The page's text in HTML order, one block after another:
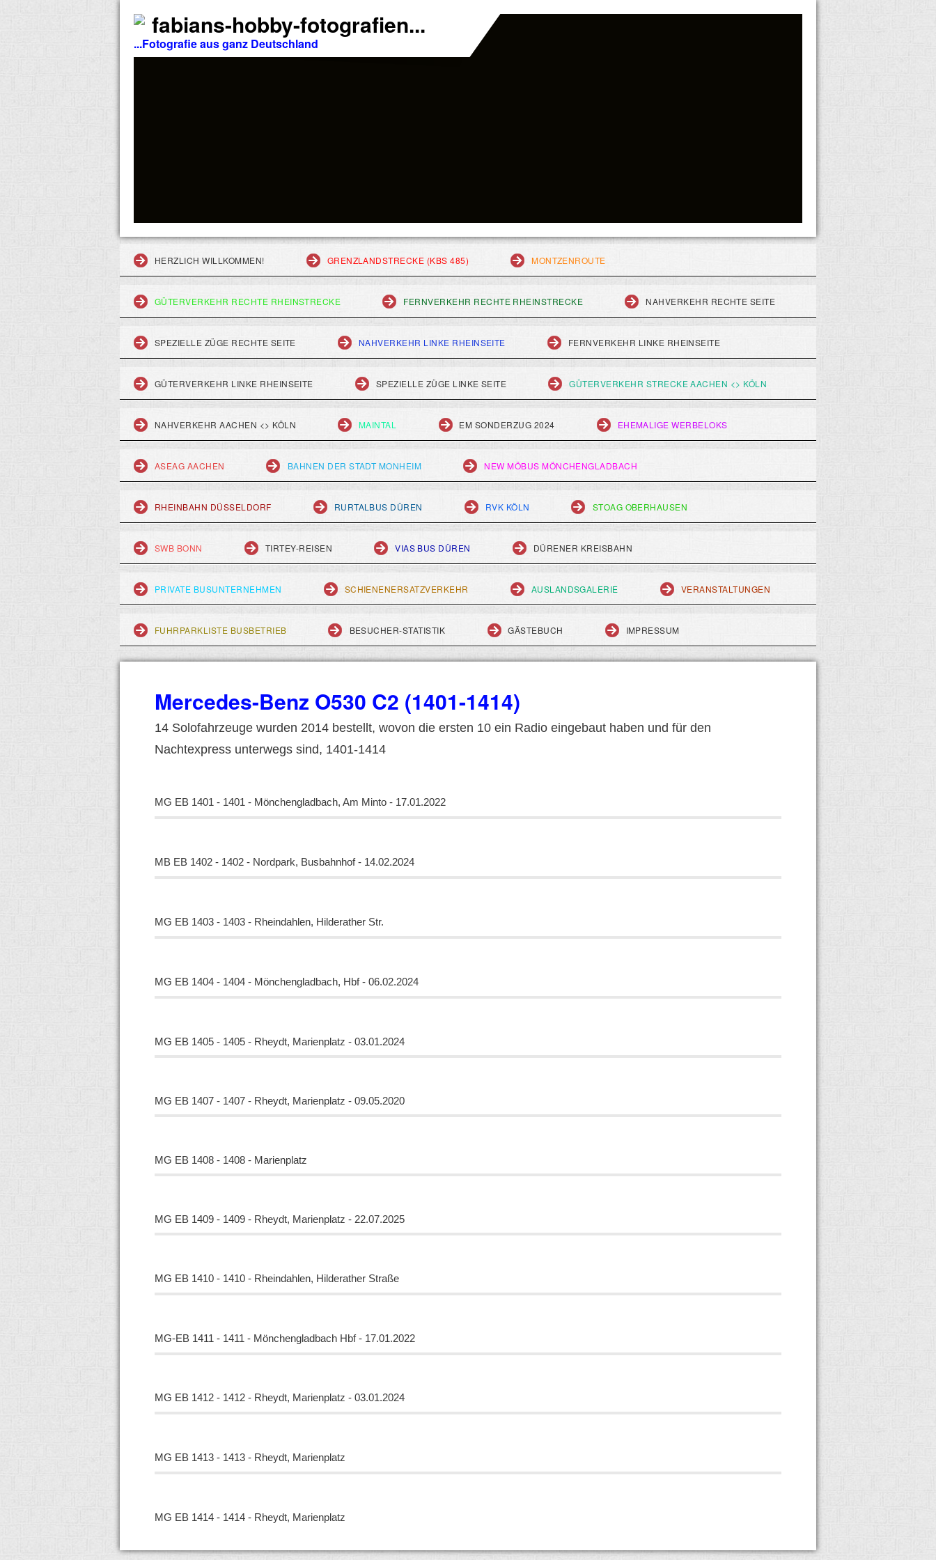
fabians-hobby-fotografien...
...Fotografie aus ganz Deutschland
HERZLICH WILLKOMMEN! GRENZLANDSTRECKE (KBS 485) MONTZENROUTE
GÜTERVERKEHR RECHTE RHEINSTRECKE FERNVERKEHR RECHTE RHEINSTRECKE NAHVERKEHR RECHTE SEITE
SPEZIELLE ZÜGE RECHTE SEITE NAHVERKEHR LINKE RHEINSEITE FERNVERKEHR LINKE RHEINSEITE
GÜTERVERKEHR LINKE RHEINSEITE SPEZIELLE ZÜGE LINKE SEITE GÜTERVERKEHR STRECKE AACHEN <> KÖLN
NAHVERKEHR AACHEN <> KÖLN MAINTAL EM SONDERZUG 2024 EHEMALIGE WERBELOKS
ASEAG AACHEN BAHNEN DER STADT MONHEIM NEW MÖBUS MÖNCHENGLADBACH
RHEINBAHN DÜSSELDORF RURTALBUS DÜREN RVK KÖLN STOAG OBERHAUSEN
SWB BONN TIRTEY-REISEN VIAS BUS DÜREN DÜRENER KREISBAHN
PRIVATE BUSUNTERNEHMEN SCHIENENERSATZVERKEHR AUSLANDSGALERIE VERANSTALTUNGEN
FUHRPARKLISTE BUSBETRIEB BESUCHER-STATISTIK GÄSTEBUCH IMPRESSUM
Mercedes-Benz O530 C2 (1401-1414)
14 Solofahrzeuge wurden 2014 bestellt, wovon die ersten 10 ein Radio eingebaut haben und für den
Nachtexpress unterwegs sind, 1401-1414
MG EB 1401 - 1401 - Mönchengladbach, Am Minto - 17.01.2022
MB EB 1402 - 1402 - Nordpark, Busbahnhof - 14.02.2024
MG EB 1403 - 1403 - Rheindahlen, Hilderather Str.
MG EB 1404 - 1404 - Mönchengladbach, Hbf - 06.02.2024
MG EB 1405 - 1405 - Rheydt, Marienplatz - 03.01.2024
MG EB 1407 - 1407 - Rheydt, Marienplatz - 09.05.2020
MG EB 1408 - 1408 - Marienplatz
MG EB 1409 - 1409 - Rheydt, Marienplatz - 22.07.2025
MG EB 1410 - 1410 - Rheindahlen, Hilderather Straße
MG-EB 1411 - 1411 - Mönchengladbach Hbf - 17.01.2022
MG EB 1412 - 1412 - Rheydt, Marienplatz - 03.01.2024
MG EB 1413 - 1413 - Rheydt, Marienplatz
MG EB 1414 - 1414 - Rheydt, Marienplatz